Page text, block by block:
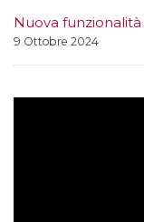
Nuova
9 Ottobre 2024